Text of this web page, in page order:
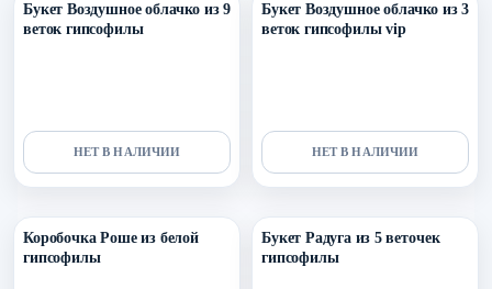
Букет Воздушное облачко из 9
веток гипсофилы
НЕТ В НАЛИЧИИ
Букет Воздушное облачко из 3
веток гипсофилы vip
НЕТ В НАЛИЧИИ
Коробочка Роше из белой
гипсофилы
Букет Радуга из 5 веточек
гипсофилы